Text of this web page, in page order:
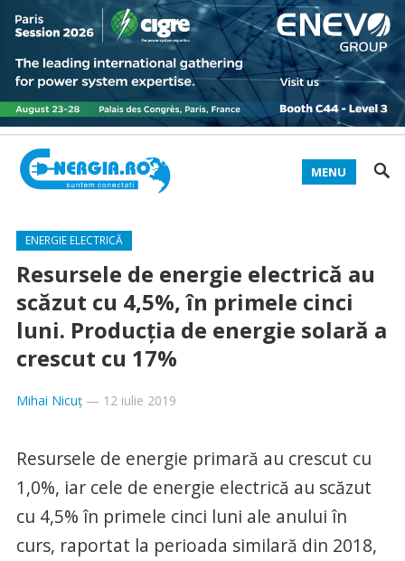
MENU
ENERGIE ELECTRICĂ
Resursele de energie electrică au
scăzut cu 4,5%, în primele cinci
luni. Producţia de energie solară a
crescut cu 17%
Mihai Nicuț— 12 iulie 2019
Resursele de energie primară au crescut cu
1,0%, iar cele de energie electrică au scăzut
cu 4,5% în primele cinci luni ale anului în
curs, raportat la perioada similară din 2018,